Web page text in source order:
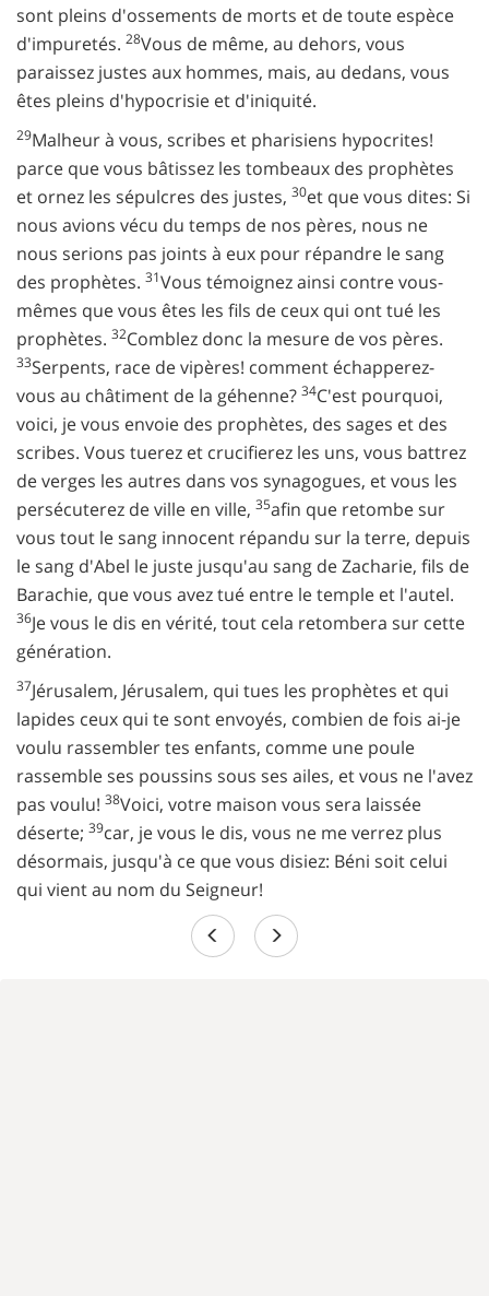
sont pleins d'ossements de morts et de toute espèce
d'impuretés. 28Vous de même, au dehors, vous
paraissez justes aux hommes, mais, au dedans, vous
êtes pleins d'hypocrisie et d'iniquité.
29Malheur à vous, scribes et pharisiens hypocrites!
parce que vous bâtissez les tombeaux des prophètes
et ornez les sépulcres des justes, 30et que vous dites: Si
nous avions vécu du temps de nos pères, nous ne
nous serions pas joints à eux pour répandre le sang
des prophètes. 31Vous témoignez ainsi contre vous-
mêmes que vous êtes les fils de ceux qui ont tué les
prophètes. 32Comblez donc la mesure de vos pères.
33Serpents, race de vipères! comment échapperez-
vous au châtiment de la géhenne? 34C'est pourquoi,
voici, je vous envoie des prophètes, des sages et des
scribes. Vous tuerez et crucifierez les uns, vous battrez
de verges les autres dans vos synagogues, et vous les
persécuterez de ville en ville, 35afin que retombe sur
vous tout le sang innocent répandu sur la terre, depuis
le sang d'Abel le juste jusqu'au sang de Zacharie, fils de
Barachie, que vous avez tué entre le temple et l'autel.
36Je vous le dis en vérité, tout cela retombera sur cette
génération.
37Jérusalem, Jérusalem, qui tues les prophètes et qui
lapides ceux qui te sont envoyés, combien de fois ai-je
voulu rassembler tes enfants, comme une poule
rassemble ses poussins sous ses ailes, et vous ne l'avez
pas voulu! 38Voici, votre maison vous sera laissée
déserte; 39car, je vous le dis, vous ne me verrez plus
désormais, jusqu'à ce que vous disiez: Béni soit celui
qui vient au nom du Seigneur!